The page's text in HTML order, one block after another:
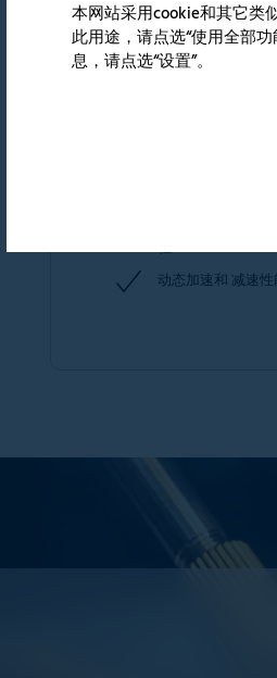
轻
动态加速和 减速
本网站采用cookie和其它类
此用途，请点选“使用全部
息，请点选“设置”。